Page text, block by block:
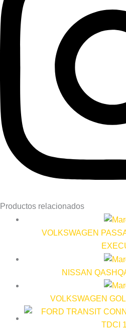
Productos relacionados
VOLKSWAGEN
NISSAN
VOLKSWAGEN